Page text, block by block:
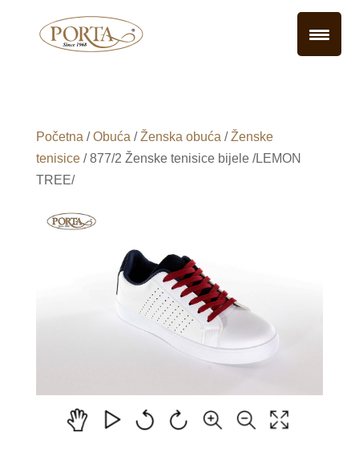
Početna /Obuća /Ženska obuća /Ženske
tenisice/ 877/2 Ženske tenisice bijele /LEMON
TREE/